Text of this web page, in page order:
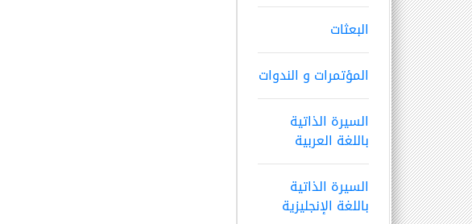
البعثات
المؤتمرات و الندوات
السيرة الذاتية
باللغة العربية
السيرة الذاتية
باللغة الإنجليزية